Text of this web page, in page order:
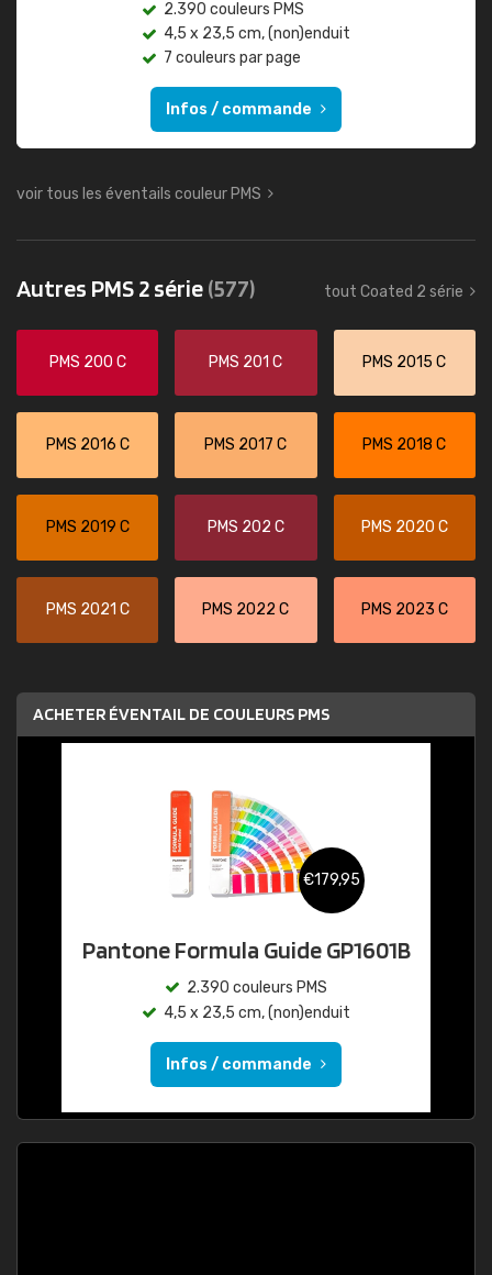
2.390 couleurs PMS
4,5 x 23,5 cm, (non)enduit
7 couleurs par page
Infos / commande
voir tous les éventails couleur PMS
Autres PMS 2 série(577) tout Coated 2 série
PMS 200 C PMS 201 C PMS 2015 C
PMS 2016 C PMS 2017 C PMS 2018 C
PMS 2019 C PMS 202 C PMS 2020 C
PMS 2021 C PMS 2022 C PMS 2023 C
ACHETER ÉVENTAIL DE COULEURS PMS
€179,95
Pantone Formula Guide GP1601B
2.390 couleurs PMS
4,5 x 23,5 cm, (non)enduit
Infos / commande